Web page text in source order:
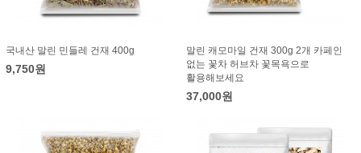
국내산 말린 민들레 건재 400g
9,750원
말린 캐모마일 건재 300g 2개 카페인
없는 꽃차 허브차 꽃목욕으로
활용해보세요
37,000원